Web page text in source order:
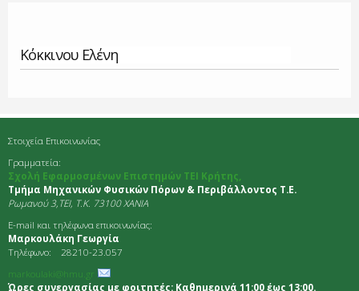
Κόκκινου Ελένη
Στοιχεία Επικοινωνίας
Γραμματεία:
Σχολή Εφαρμοσμένων Επιστημών ΤΕΙ Κρήτης,
Τμήμα Μηχανικών Φυσικών Πόρων & Περιβάλλοντος Τ.Ε.
Ρωμανού 3,TEI, Τ.Κ. 73100 ΧΑΝΙΑ
E-mail και τηλέφωνα επικοινωνίας:
Μαρκουλάκη Γεωργία
Τηλέφωνο: 28210-23.057
markoulaki@hmu.gr
Ώρες συνεργασίας με φοιτητές: Καθημερινά 11:00 έως 13:00.